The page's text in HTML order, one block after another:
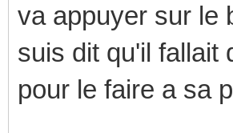
va appuyer sur le
suis dit qu'il fallait
pour le faire a sa